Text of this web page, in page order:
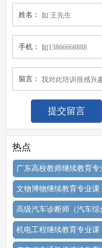
姓名：
手机：
留言：
热点
广东高校教师继续教育专
文物博物继续教育专业课
高级汽车诊断师（汽车综
机电工程继续教育专业课